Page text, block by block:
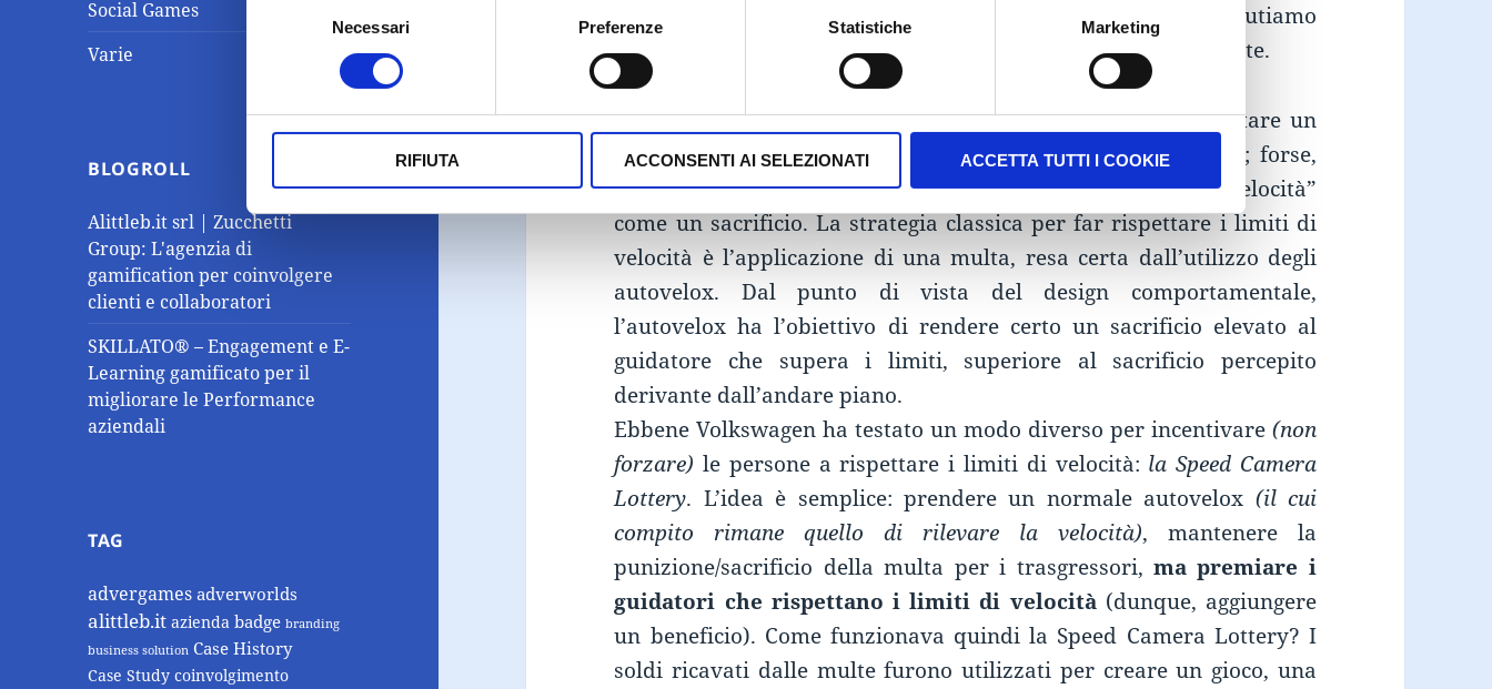
Necessari Preferenze Statistiche Marketing
RIFIUTA ACCONSENTI AI SELEZIONATI ACCETTA TUTTI I COOKIE
Social Games
Varie
BLOGROLL
Alittleb.it srl | Zucchetti
Group: L'agenzia di
gamification per coinvolgere
clienti e collaboratori
SKILLATO® – Engagement e E-
Learning gamificato per il
migliorare le Performance
aziendali
TAG
advergames adverworlds
alittleb.it azienda badge branding
business solution Case History
Case Study coinvolgimento
ugualmente perché lo reputiamo
assolutamente immediato ed illuminante.
Se siete dei guidatori, magari vi sarà capitato di non rispettare un
limite di velocità, o almeno di essere stati invogliati a farlo; forse,
quindi, vi sarà successo di vivere il “rispettare i limiti di velocità”
come un sacrificio. La strategia classica per far rispettare i limiti di
velocità è l’applicazione di una multa, resa certa dall’utilizzo degli
autovelox. Dal punto di vista del design comportamentale,
l’autovelox ha l’obiettivo di rendere certo un sacrificio elevato al
guidatore che supera i limiti, superiore al sacrificio percepito
derivante dall’andare piano.
Ebbene Volkswagen ha testato un modo diverso per incentivare (non
forzare) le persone a rispettare i limiti di velocità: la Speed Camera
Lottery. L’idea è semplice: prendere un normale autovelox (il cui
compito rimane quello di rilevare la velocità), mantenere la
punizione/sacrificio della multa per i trasgressori,ma premiare i
guidatori che rispettano i limiti di velocità(dunque, aggiungere
un beneficio). Come funzionava quindi la Speed Camera Lottery? I
soldi ricavati dalle multe furono utilizzati per creare un gioco, una